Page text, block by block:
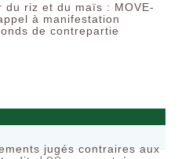
du riz et du maïs : MOVE-
à manifestation
de contrepartie
jugés contraires aux